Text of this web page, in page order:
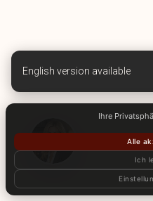
Ihre
Alle
Ich
English version available